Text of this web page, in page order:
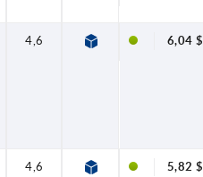
4,6 18 5
6,04 $
4,6 18 5
5,82 $